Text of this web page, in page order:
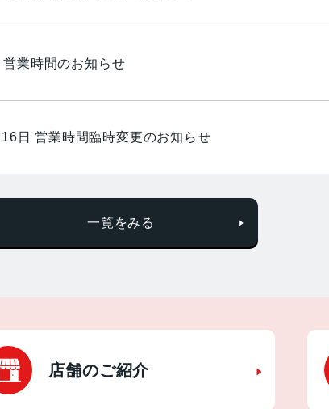
業時間のお知らせ
日 営業時間臨時変更のお知らせ
一覧をみる
店舗のご紹介